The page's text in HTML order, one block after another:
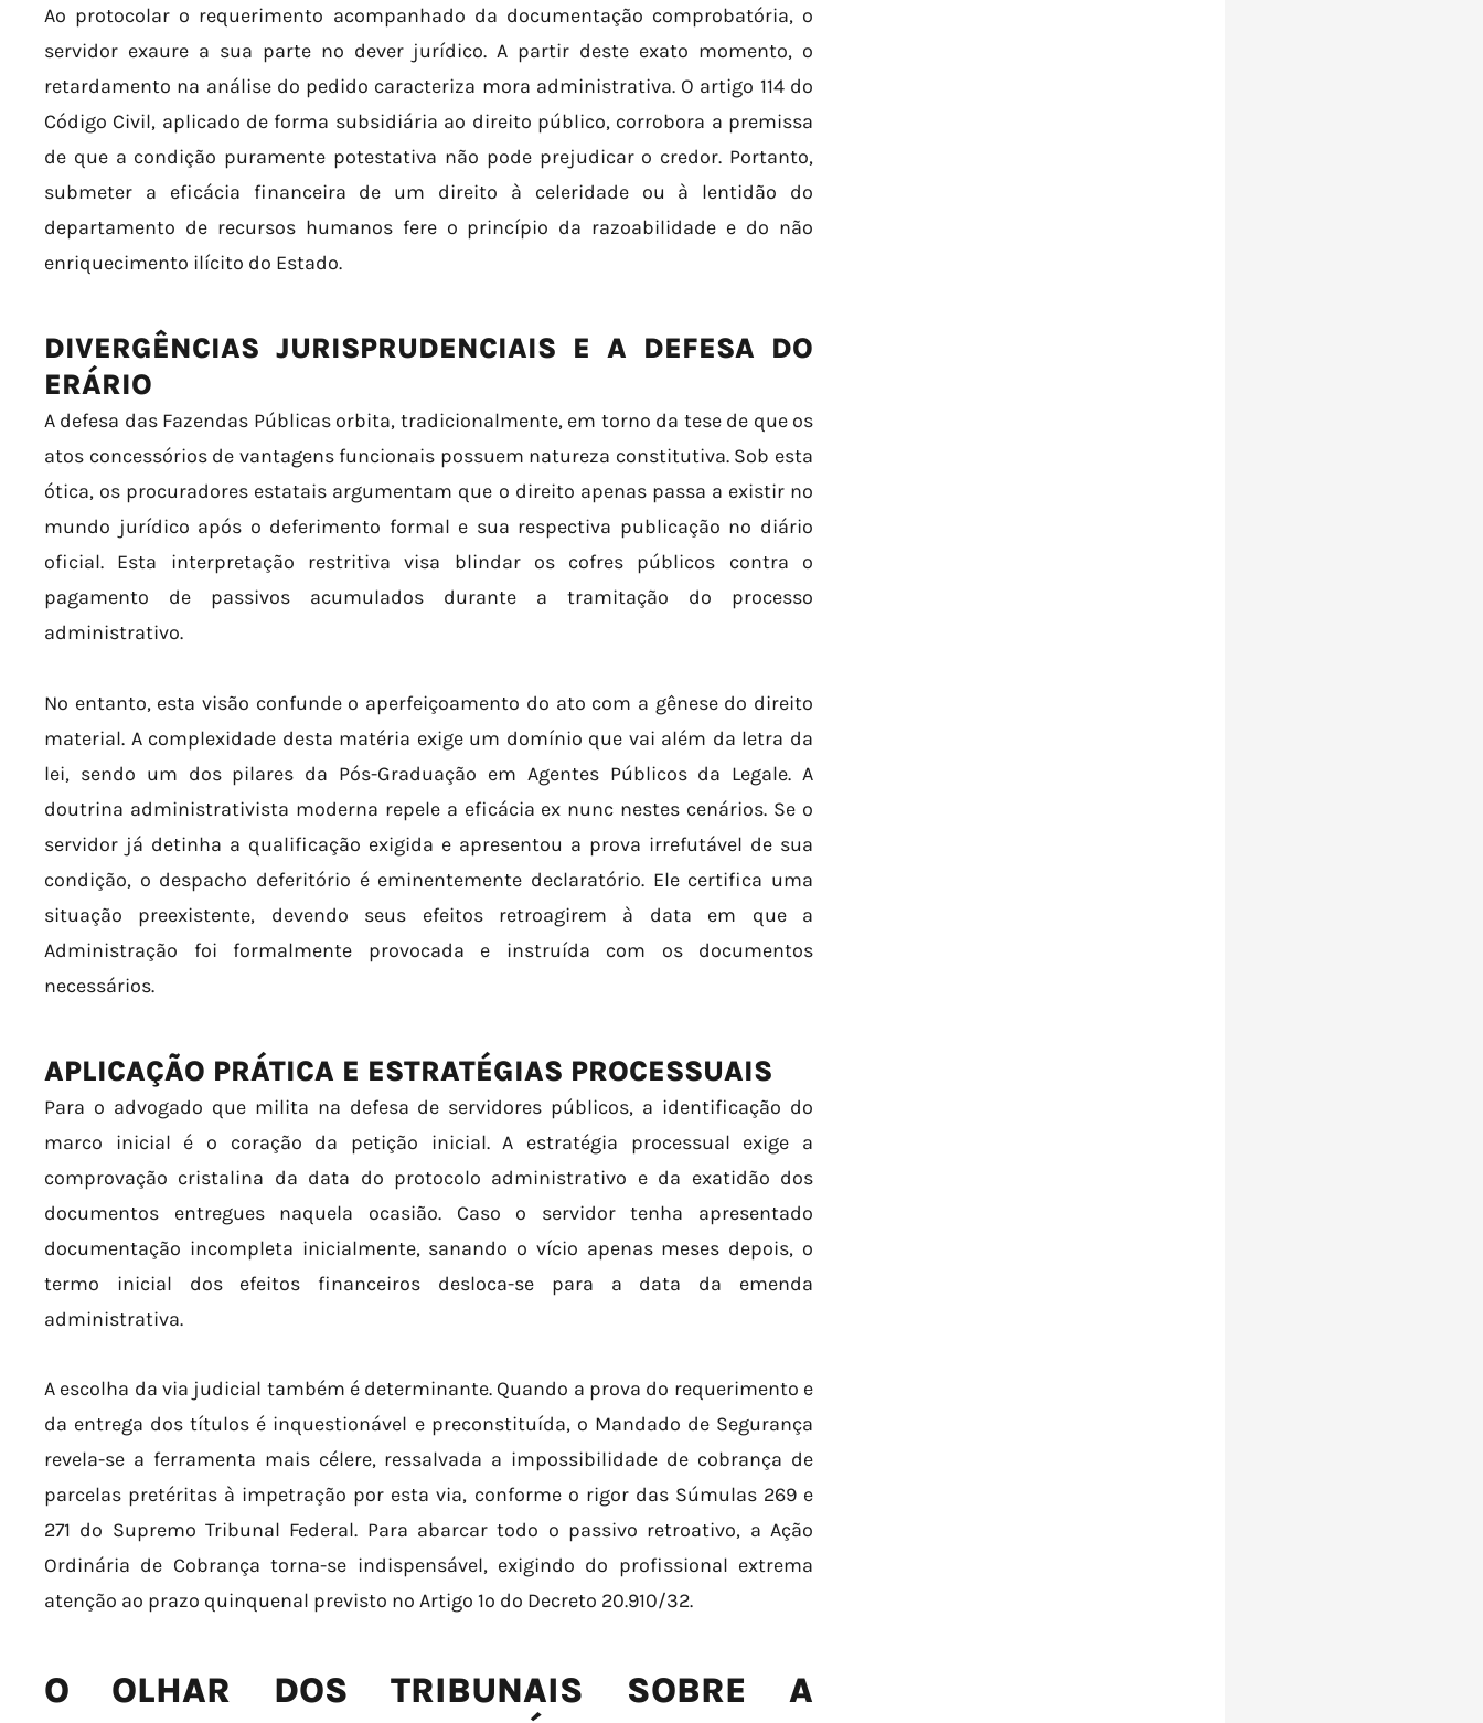
Ao protocolar o requerimento acompanhado da documentação comprobatória, o
servidor exaure a sua parte no dever jurídico. A partir deste exato momento, o
retardamento na análise do pedido caracteriza mora administrativa. O artigo 114 do
Código Civil, aplicado de forma subsidiária ao direito público, corrobora a premissa
de que a condição puramente potestativa não pode prejudicar o credor. Portanto,
submeter a eficácia financeira de um direito à celeridade ou à lentidão do
departamento de recursos humanos fere o princípio da razoabilidade e do não
enriquecimento ilícito do Estado.
DIVERGÊNCIAS JURISPRUDENCIAIS E A DEFESA DO
ERÁRIO
A defesa das Fazendas Públicas orbita, tradicionalmente, em torno da tese de que os
atos concessórios de vantagens funcionais possuem natureza constitutiva. Sob esta
ótica, os procuradores estatais argumentam que o direito apenas passa a existir no
mundo jurídico após o deferimento formal e sua respectiva publicação no diário
oficial. Esta interpretação restritiva visa blindar os cofres públicos contra o
pagamento de passivos acumulados durante a tramitação do processo
administrativo.
No entanto, esta visão confunde o aperfeiçoamento do ato com a gênese do direito
material. A complexidade desta matéria exige um domínio que vai além da letra da
lei, sendo um dos pilares da Pós-Graduação em Agentes Públicos da Legale. A
doutrina administrativista moderna repele a eficácia ex nunc nestes cenários. Se o
servidor já detinha a qualificação exigida e apresentou a prova irrefutável de sua
condição, o despacho deferitório é eminentemente declaratório. Ele certifica uma
situação preexistente, devendo seus efeitos retroagirem à data em que a
Administração foi formalmente provocada e instruída com os documentos
necessários.
APLICAÇÃO PRÁTICA E ESTRATÉGIAS PROCESSUAIS
Para o advogado que milita na defesa de servidores públicos, a identificação do
marco inicial é o coração da petição inicial. A estratégia processual exige a
comprovação cristalina da data do protocolo administrativo e da exatidão dos
documentos entregues naquela ocasião. Caso o servidor tenha apresentado
documentação incompleta inicialmente, sanando o vício apenas meses depois, o
termo inicial dos efeitos financeiros desloca-se para a data da emenda
administrativa.
A escolha da via judicial também é determinante. Quando a prova do requerimento e
da entrega dos títulos é inquestionável e preconstituída, o Mandado de Segurança
revela-se a ferramenta mais célere, ressalvada a impossibilidade de cobrança de
parcelas pretéritas à impetração por esta via, conforme o rigor das Súmulas 269 e
271 do Supremo Tribunal Federal. Para abarcar todo o passivo retroativo, a Ação
Ordinária de Cobrança torna-se indispensável, exigindo do profissional extrema
atenção ao prazo quinquenal previsto no Artigo 1º do Decreto 20.910/32.
O OLHAR DOS TRIBUNAIS SOBRE A